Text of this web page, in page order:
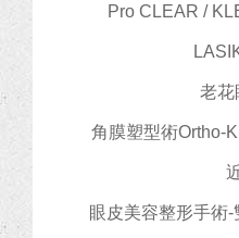
Pro CLEAR /
老花
角膜塑型術Ortho-
眼皮美容整形手術